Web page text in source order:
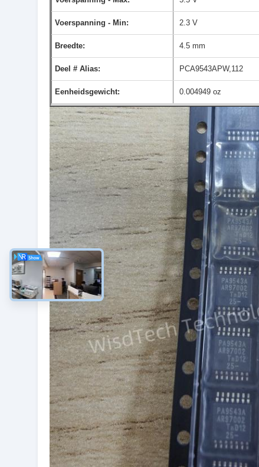
Voerspanning - Min: 2.3 V
Breedte: 4.5 mm
Deel # Alias: PCA9543APW,112
Eenheidsgewicht: 0.004949 oz